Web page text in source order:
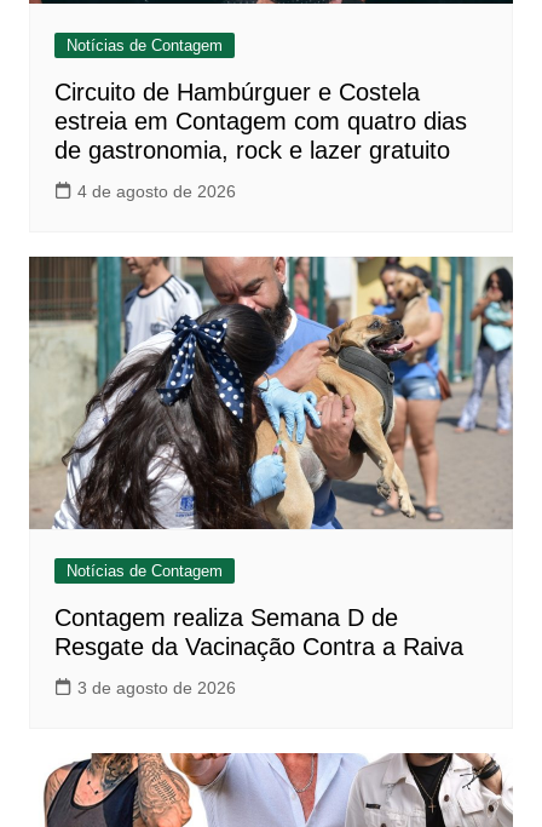
Notícias de Contagem
Circuito de Hambúrguer e Costela
estreia em Contagem com quatro dias
de gastronomia, rock e lazer gratuito
4 de agosto de 2026
Notícias de Contagem
Contagem realiza Semana D de
Resgate da Vacinação Contra a Raiva
3 de agosto de 2026